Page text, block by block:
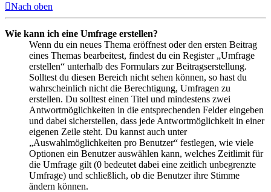
Nach oben
Wie kann ich eine Umfrage erstellen?
Wenn du ein neues Thema eröffnest oder den ersten Beitrag
eines Themas bearbeitest, findest du ein Register „Umfrage
erstellen“ unterhalb des Formulars zur Beitragserstellung.
Solltest du diesen Bereich nicht sehen können, so hast du
wahrscheinlich nicht die Berechtigung, Umfragen zu
erstellen. Du solltest einen Titel und mindestens zwei
Antwortmöglichkeiten in die entsprechenden Felder eingeben
und dabei sicherstellen, dass jede Antwortmöglichkeit in einer
eigenen Zeile steht. Du kannst auch unter
„Auswahlmöglichkeiten pro Benutzer“ festlegen, wie viele
Optionen ein Benutzer auswählen kann, welches Zeitlimit für
die Umfrage gilt (0 bedeutet dabei eine zeitlich unbegrenzte
Umfrage) und schließlich, ob die Benutzer ihre Stimme
ändern können.